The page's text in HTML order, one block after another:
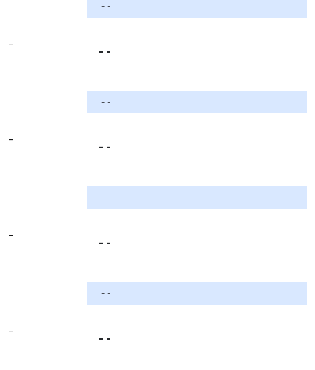
- -
-
- -
- -
-
- -
- -
-
- -
- -
-
- -